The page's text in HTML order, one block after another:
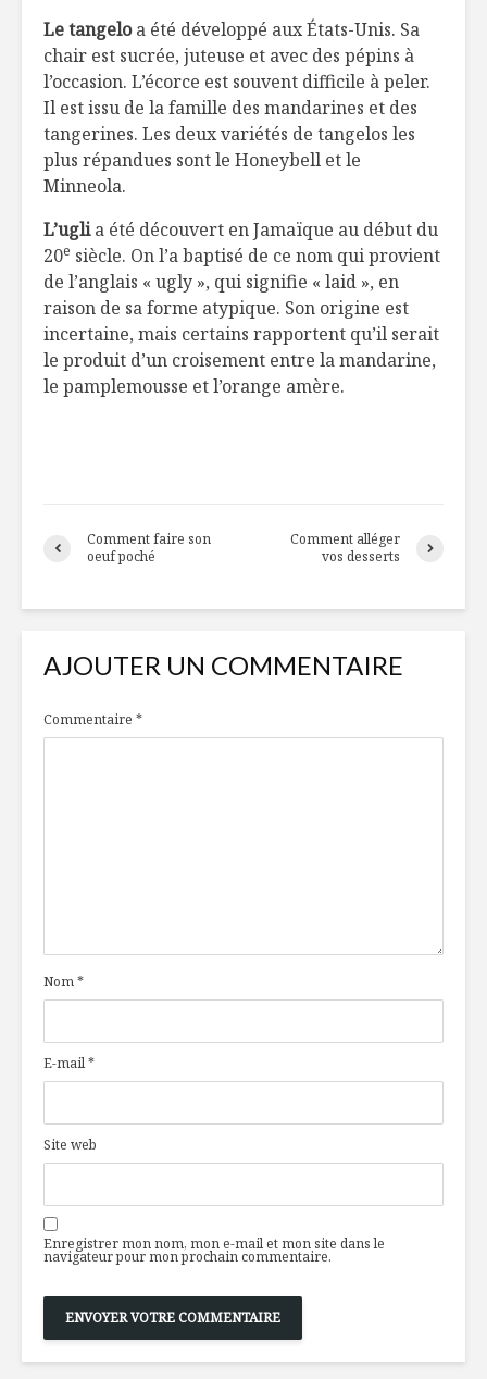
Le tangeloa été développé aux États-Unis. Sa
chair est sucrée, juteuse et avec des pépins à
l’occasion. L’écorce est souvent difficile à peler.
Il est issu de la famille des mandarines et des
tangerines. Les deux variétés de tangelos les
plus répandues sont le Honeybell et le
Minneola.
L’uglia été découvert en Jamaïque au début du
20e siècle. On l’a baptisé de ce nom qui provient
de l’anglais « ugly », qui signifie « laid », en
raison de sa forme atypique. Son origine est
incertaine, mais certains rapportent qu’il serait
le produit d’un croisement entre la mandarine,
le pamplemousse et l’orange amère.
Comment faire son
oeuf poché
Comment alléger
vos desserts
AJOUTER UN COMMENTAIRE
Commentaire *
Nom*
E-mail*
Site web
Enregistrer mon nom, mon e-mail et mon site dans le
navigateur pour mon prochain commentaire.